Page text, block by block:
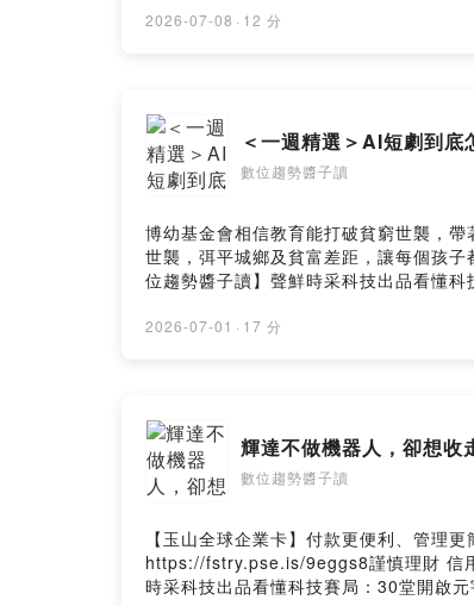
https://www.facebook.com/
2026-07-08 · 12 分
＜一週精選＞AI短劇到
數位趨勢醬子讀
博幼基金會相信教育能打破貧窮世襲，
世襲，弭平城鄉及貧富差距，讓每個
位趨勢醬子讀】聲鮮時采科技出品看懂
https://nextvoicetech.firstory.io/join留
2026-07-01 · 17 分
輝達不做機器人，卻想收
數位趨勢醬子讀
【玉山全球企業卡】付款更便利、管理
https://fstry.pse.is/9eggs8謹慎理財 信
時采科技出品看懂科技賽局：30堂開啟